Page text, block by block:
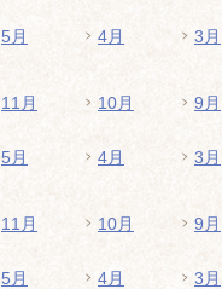
5月 4月 3月
11月 10月 9月
5月 4月 3月
11月 10月 9月
5月 4月 3月